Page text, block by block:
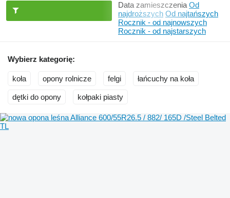
Data zamieszczenia Od
najdroższych Od najtańszych
Rocznik - od najnowszych
Rocznik - od najstarszych
Wybierz kategorię:
koła opony rolnicze felgi łańcuchy na koła
dętki do opony kołpaki piasty